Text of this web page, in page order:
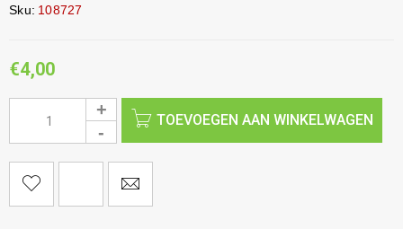
Sku: 108727
€4,00
TOEVOEGEN AAN WINKELWAGEN